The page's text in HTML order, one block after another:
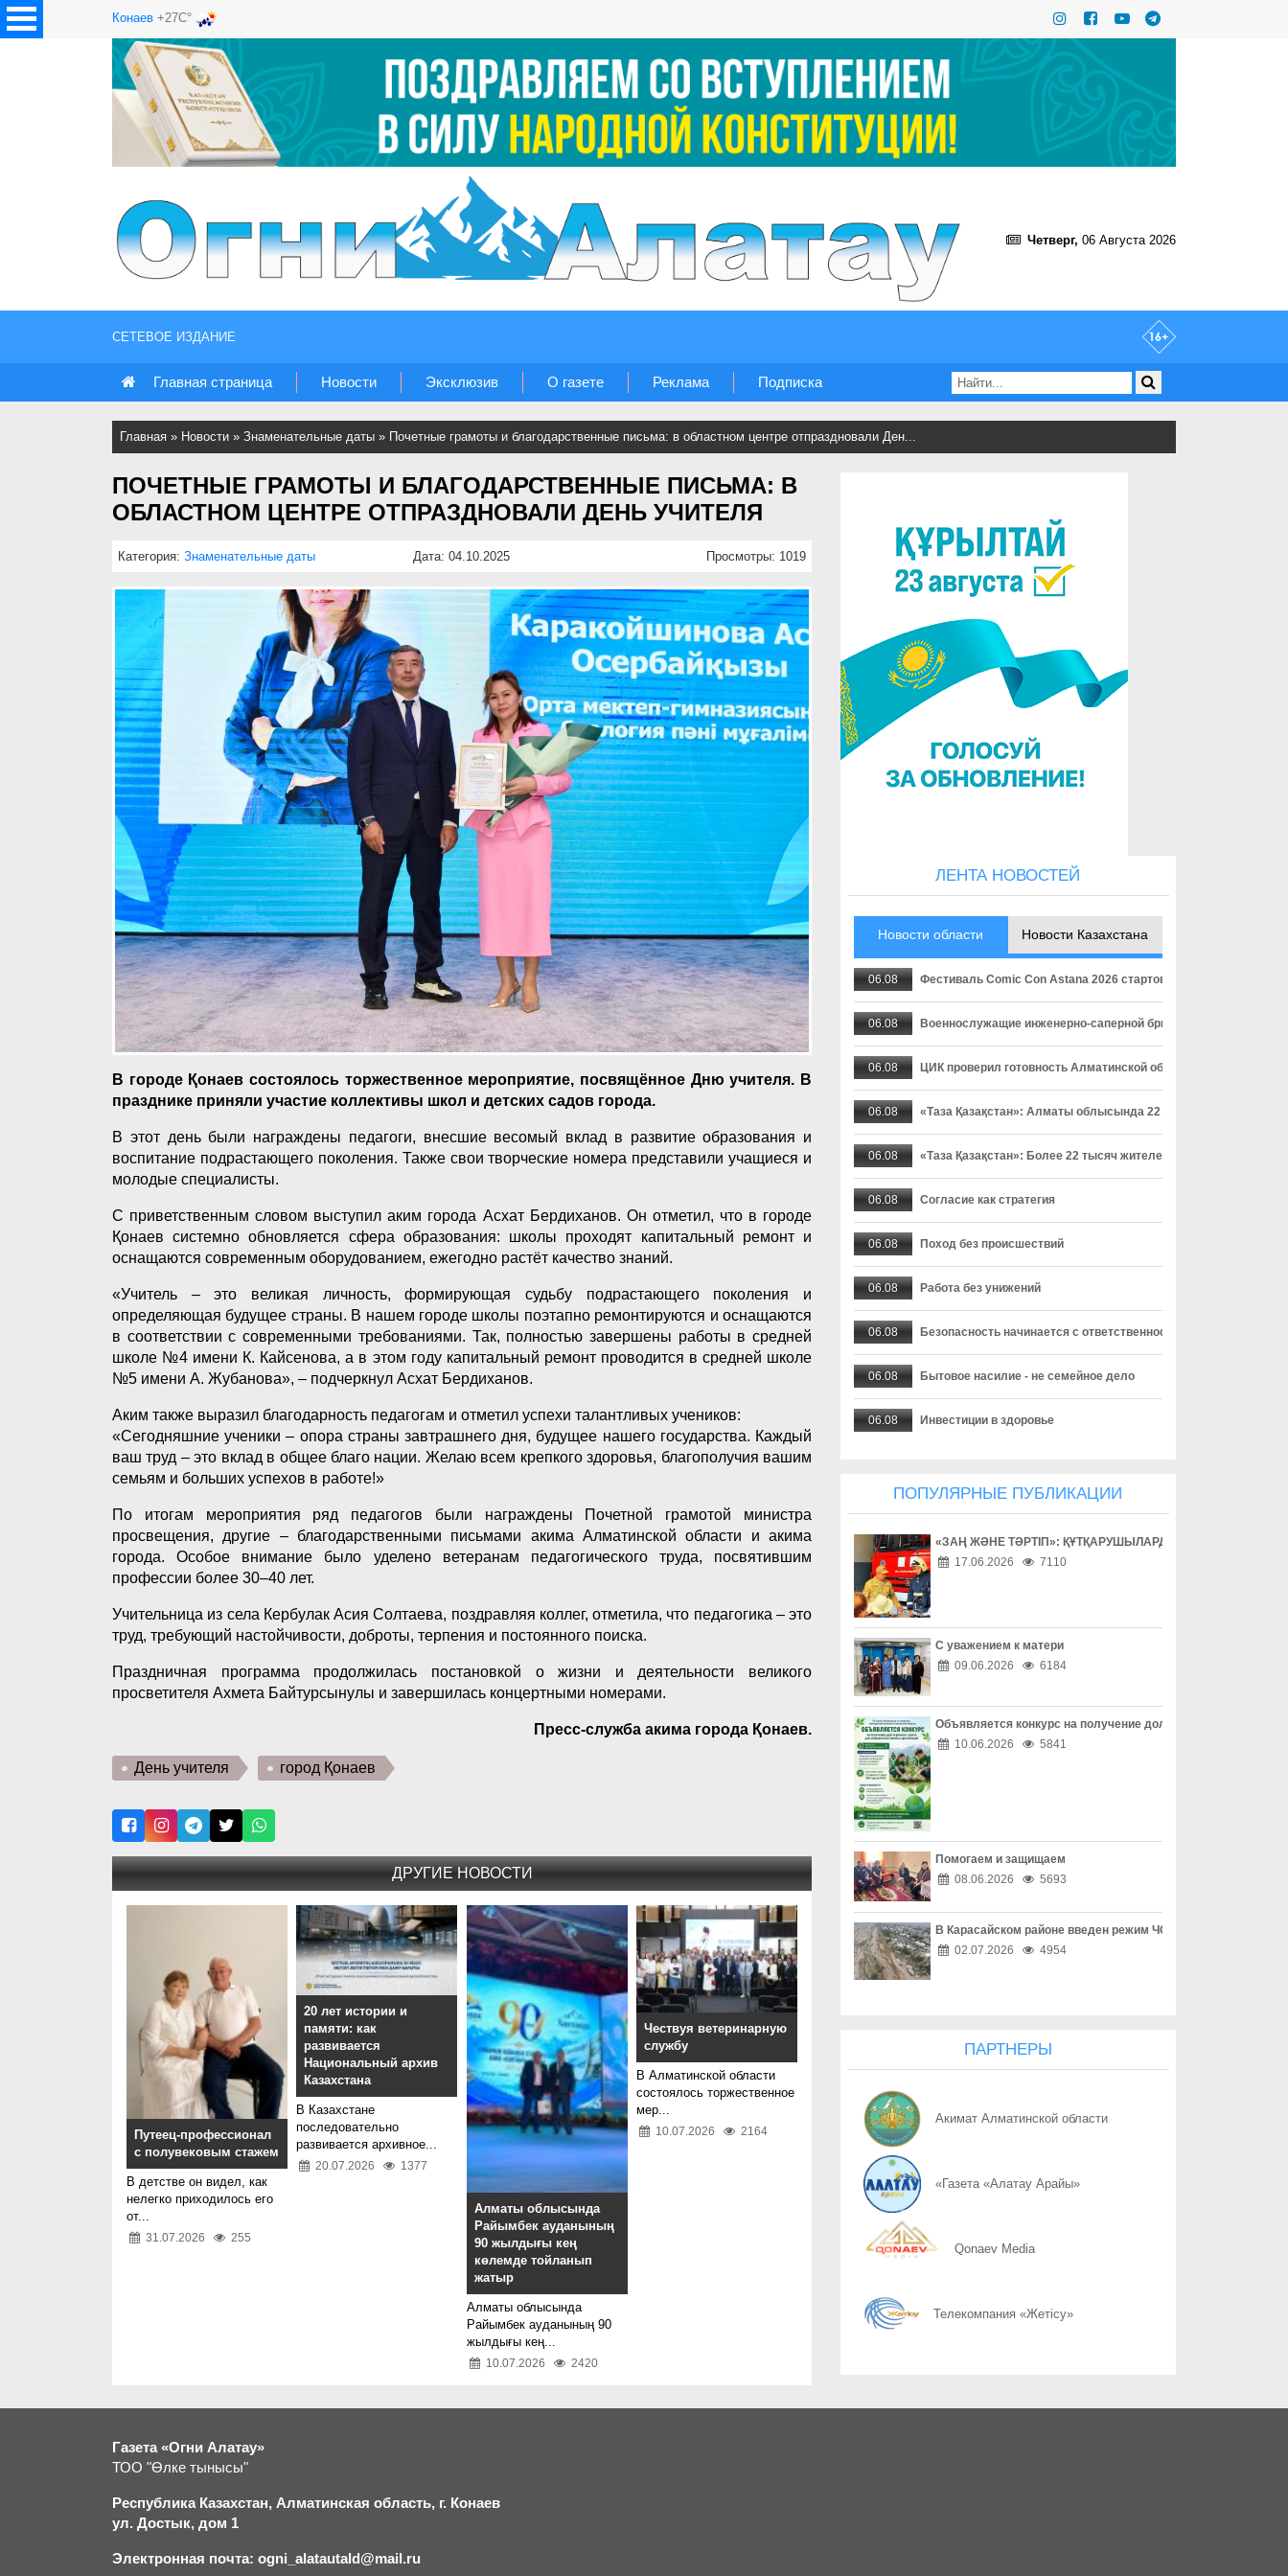
Конаев +27C°
Четверг, 06 Августа 2026
СЕТЕВОЕ ИЗДАНИЕ
Главная страница Новости Эксклюзив О газете Реклама Подписка
Главная » Новости » Знаменательные даты » Почетные грамоты и благодарственные письма: в областном центре отпраздновали Ден...
ПОЧЕТНЫЕ ГРАМОТЫ И БЛАГОДАРСТВЕННЫЕ ПИСЬМА: В
ОБЛАСТНОМ ЦЕНТРЕ ОТПРАЗДНОВАЛИ ДЕНЬ УЧИТЕЛЯ
Категория: Знаменательные даты Дата: 04.10.2025 Просмотры: 1019
В городе Қонаев состоялось торжественное мероприятие, посвящённое Дню учителя. В
празднике приняли участие коллективы школ и детских садов города.
В этот день были награждены педагоги, внесшие весомый вклад в развитие образования и
воспитание подрастающего поколения. Также свои творческие номера представили учащиеся и
молодые специалисты.
С приветственным словом выступил аким города Асхат Бердиханов. Он отметил, что в городе
Қонаев системно обновляется сфера образования: школы проходят капитальный ремонт и
оснащаются современным оборудованием, ежегодно растёт качество знаний.
«Учитель – это великая личность, формирующая судьбу подрастающего поколения и
определяющая будущее страны. В нашем городе школы поэтапно ремонтируются и оснащаются
в соответствии с современными требованиями. Так, полностью завершены работы в средней
школе №4 имени К. Кайсенова, а в этом году капитальный ремонт проводится в средней школе
№5 имени А. Жубанова», – подчеркнул Асхат Бердиханов.
Аким также выразил благодарность педагогам и отметил успехи талантливых учеников:
«Сегодняшние ученики – опора страны завтрашнего дня, будущее нашего государства. Каждый
ваш труд – это вклад в общее благо нации. Желаю всем крепкого здоровья, благополучия вашим
семьям и больших успехов в работе!»
По итогам мероприятия ряд педагогов были награждены Почетной грамотой министра
просвещения, другие – благодарственными письмами акима Алматинской области и акима
города. Особое внимание было уделено ветеранам педагогического труда, посвятившим
профессии более 30–40 лет.
Учительница из села Кербулак Асия Солтаева, поздравляя коллег, отметила, что педагогика – это
труд, требующий настойчивости, доброты, терпения и постоянного поиска.
Праздничная программа продолжилась постановкой о жизни и деятельности великого
просветителя Ахмета Байтурсынулы и завершилась концертными номерами.
Пресс-служба акима города Қонаев.
День учителя город Қонаев
ДРУГИЕ НОВОСТИ
Путеец-профессионал
с полувековым стажем
В детстве он видел, как
нелегко приходилось его
от...
31.07.2026 255
20 лет истории и
памяти: как
развивается
Национальный архив
Казахстана
В Казахстане
последовательно
развивается архивное...
20.07.2026 1377
Алматы облысында
Райымбек ауданының
90 жылдығы кең
көлемде тойланып
жатыр
Алматы облысында
Райымбек ауданының 90
жылдығы кең...
10.07.2026 2420
Чествуя ветеринарную
службу
В Алматинской области
состоялось торжественное
мер...
10.07.2026 2164
ЛЕНТА НОВОСТЕЙ
Новости области Новости Казахстана
06.08 Фестиваль Comic Con Astana 2026 стартовал в столице
06.08 Военнослужащие инженерно-саперной бригады осваивают
06.08 ЦИК проверил готовность Алматинской области к выборам
06.08 «Таза Қазақстан»: Алматы облысында 22 мыңнан астам
06.08 «Таза Қазақстан»: Более 22 тысяч жителей Алматинской
06.08 Согласие как стратегия
06.08 Поход без происшествий
06.08 Работа без унижений
06.08 Безопасность начинается с ответственности
06.08 Бытовое насилие - не семейное дело
06.08 Инвестиции в здоровье
06.08 Собственник обязан соблюдать законодательство
06.08 Опасный обгон – риск для каждого
06.08 Перекресток, где победила вежливость
06.08 Право собственности - основа доверия
06.08 Собственность начинается с уважения
06.08 Трезвость - часть профессии
06.08 Дом, где праздник заканчивается бедой
06.08 Поддельный начальник на связи
06.08 Дроппер - не безобидный посредник
06.08 Қоршаған ортамыздың тазалығын сақтау – баршамыздың ортақ
06.08 Город вышел на уборку
06.08
06.08
06.08 Семья тоже нуждается в поддержке
ПОПУЛЯРНЫЕ ПУБЛИКАЦИИ
«ЗАҢ ЖӘНЕ ТӘРТІП»: ҚҰТҚАРУШЫЛАРДЫҢ ЕҢБЕГІМЕН
17.06.2026
7110
С уважением к матери
09.06.2026
6184
Объявляется конкурс на получение долгосрочного гранта
10.06.2026
5841
Помогаем и защищаем
08.06.2026
5693
В Карасайском районе введен режим ЧС местного масштаба
02.07.2026
4954
ПАРТНЕРЫ
Акимат Алматинской области
«Газета «Алатау Арайы»
Qonaev Media
Телекомпания «Жетісу»
Газета «Огни Алатау»
ТОО "Өлке тынысы"
Республика Казахстан, Алматинская область, г. Конаев
ул. Достык, дом 1
Электронная почта: ogni_alatautald@mail.ru